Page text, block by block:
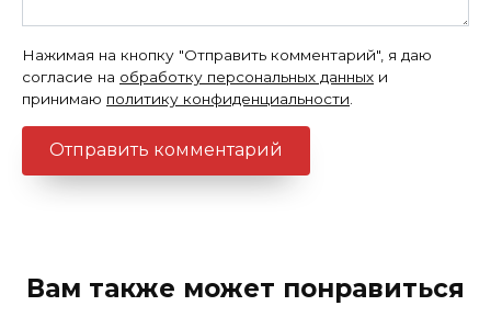
Нажимая на кнопку "Отправить комментарий", я даю
согласие на обработку персональных данных и
принимаю политику конфиденциальности
Вам также может понравиться